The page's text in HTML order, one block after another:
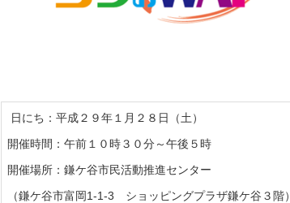
日にち：平成２９年１月２８日（土）
開催時間：午前１０時３０分～午後５時
開催場所：鎌ケ谷市民活動推進センター
（鎌ケ谷市富岡1-1-3 ショッピングプラザ鎌ケ谷３階）